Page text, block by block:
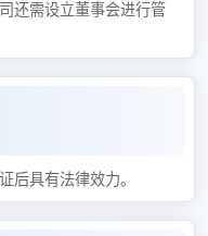
还需设立董事会进行管
后具有法律效力。